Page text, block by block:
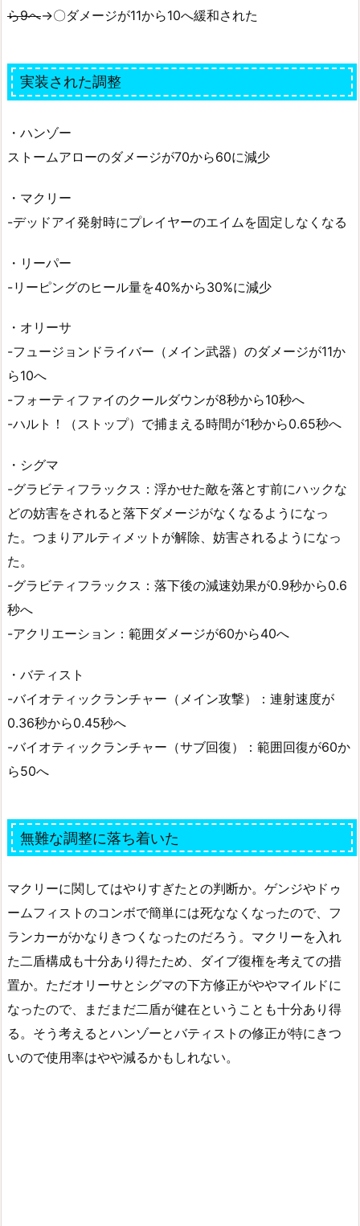
ら9へ→〇ダメージが11から10へ緩和された
実装された調整
・ハンゾー
ストームアローのダメージが70から60に減少
・マクリー
-デッドアイ発射時にプレイヤーのエイムを固定しなくなる
・リーパー
-リーピングのヒール量を40%から30%に減少
・オリーサ
-フュージョンドライバー（メイン武器）のダメージが11か
ら10へ
-フォーティファイのクールダウンが8秒から10秒へ
-ハルト！（ストップ）で捕まえる時間が1秒から0.65秒へ
・シグマ
-グラビティフラックス：浮かせた敵を落とす前にハックな
どの妨害をされると落下ダメージがなくなるようになっ
た。つまりアルティメットが解除、妨害されるようになっ
た。
-グラビティフラックス：落下後の減速効果が0.9秒から0.6
秒へ
-アクリエーション：範囲ダメージが60から40へ
・バティスト
-バイオティックランチャー（メイン攻撃）：連射速度が
0.36秒から0.45秒へ
-バイオティックランチャー（サブ回復）：範囲回復が60か
ら50へ
無難な調整に落ち着いた
マクリーに関してはやりすぎたとの判断か。ゲンジやドゥ
ームフィストのコンボで簡単には死ななくなったので、フ
ランカーがかなりきつくなったのだろう。マクリーを入れ
た二盾構成も十分あり得たため、ダイブ復権を考えての措
置か。ただオリーサとシグマの下方修正がややマイルドに
なったので、まだまだ二盾が健在ということも十分あり得
る。そう考えるとハンゾーとバティストの修正が特にきつ
いので使用率はやや減るかもしれない。